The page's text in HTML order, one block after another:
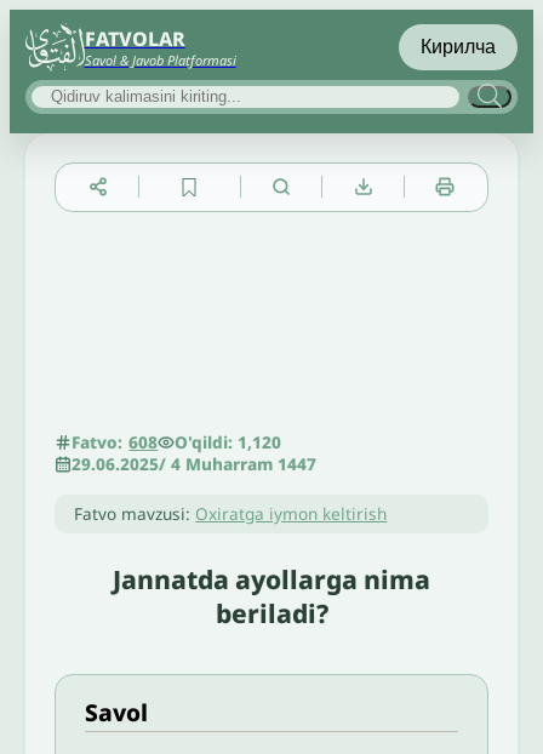
FATVOLAR
Savol & Javob Platformasi
Кирилча
Fatvo: 608
O'qildi: 1,120
29.06.2025/4 Muharram 1447
Fatvo mavzusi: Oxiratga iymon keltirish
Jannatda ayollarga nima
beriladi?
Savol